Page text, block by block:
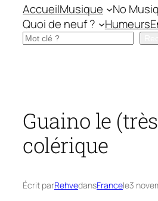
AccueilMusique
No
Quoi de neuf ?
Humeurs
Rechercher
Guaino le
colérique
Écrit parRehvedansFrancele3